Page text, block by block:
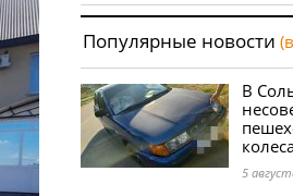
Популярные новости
В
5